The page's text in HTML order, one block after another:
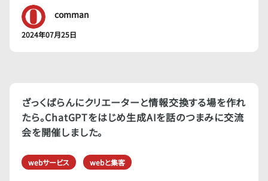
comman
2024年07月25日
ざっくばらんにクリエーターと情報交換する場を作れ
たら。ChatGPTをはじめ生成AIを話のつまみに交流
会を開催しました。
webサービス webと集客